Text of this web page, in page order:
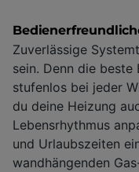
Zuverlässige
sein. Denn die beste
stufenlos bei jeder
du deine Heizung
Lebensrhythmus
und Urlaubszeiten
wandhängenden